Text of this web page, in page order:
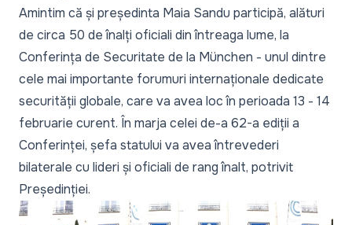
Amintim că și președinta Maia Sandu participă, alături
de circa 50 de înalți oficiali din întreaga lume, la
Conferința de Securitate de la München - unul dintre
cele mai importante forumuri internaționale dedicate
securității globale, care va avea loc în perioada 13 - 14
februarie curent. În marja celei de-a 62-a ediții a
Conferinței, șefa statului va avea întrevederi
bilaterale cu lideri și oficiali de rang înalt, potrivit
Președinției.